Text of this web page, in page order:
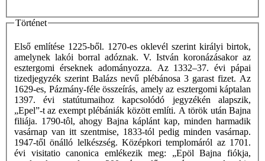
Történet
Első említése 1225-ből. 1270-es oklevél szerint királyi birtok,
amelynek lakói borral adóznak. V. István koronázásakor az
esztergomi érseknek adományozza. Az 1332–37. évi pápai
tizedjegyzék szerint Balázs nevű plébánosa 3 garast fizet. Az
1629-es, Pázmány-féle összeírás, amely az esztergomi káptalan
1397. évi statútumaihoz kapcsolódó jegyzékén alapszik,
„Epel”-t az exempt plébániák között említi. A török után Bajna
filiája. 1790-tôl, ahogy Bajna káplánt kap, minden harmadik
vasárnap van itt szentmise, 1833-tól pedig minden vasárnap.
1947-től önálló lelkészség. Középkori templomáról az 1701.
évi visitatio canonica emlékezik meg: „Epöl Bajna fiókja,